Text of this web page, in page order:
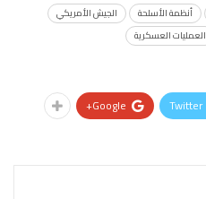
أنظمة الأسلحة
الجيش الأمريكي
العمليات العسكرية
Twitter
Google+